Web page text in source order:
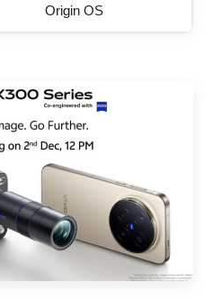
Origin OS